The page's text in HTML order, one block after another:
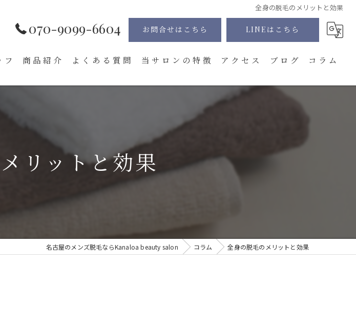
全身の脱毛のメリットと効果
070-9099-6604 お問合せはこちら LINEはこちら
フ 商品紹介 よくある質問 当サロンの特徴
VIO
顔
アクセス ブログ コラム
リットと効果
名古屋のメンズ脱毛ならKanaloa beauty salon コラム 全身の脱毛のメリットと効果